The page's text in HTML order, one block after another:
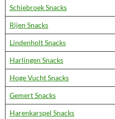
Schiebroek Snacks
Rijen Snacks
Lindenholt Snacks
Harlingen Snacks
Hoge Vucht Snacks
Gemert Snacks
Harenkarspel Snacks